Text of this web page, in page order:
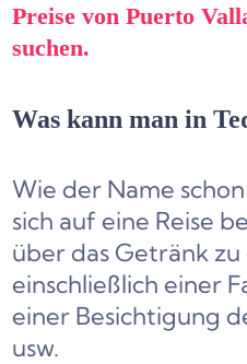
Preise von Puerto
suchen.
Was kann man in
Wie der Name
sich auf eine Reise
über das Getränk
einschließlich einer
einer Besichtigung
usw.